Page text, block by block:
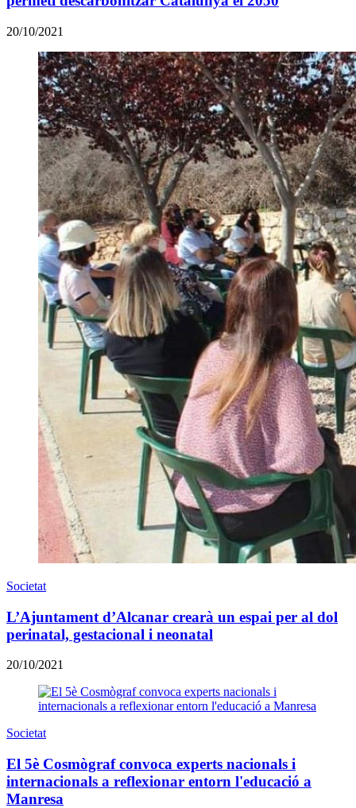
20/10/2021
Societat
L’Ajuntament d’Alcanar crearà un espai per al dol
perinatal, gestacional i neonatal
20/10/2021
Societat
El 5è Cosmògraf convoca experts nacionals i
internacionals a reflexionar entorn l'educació a
Manresa